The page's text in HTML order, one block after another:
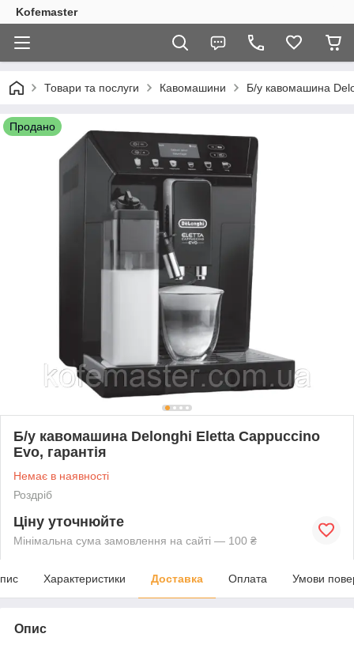
Kofemaster
Товари та послуги Кавомашини Б/у кавомашина
Продано
Б/у кавомашина Delonghi Eletta Cappuccino
Evo, гарантія
Немає в наявності
Роздріб
Ціну уточнюйте
Мінімальна сума замовлення на сайті — 100 ₴
Характеристики Доставка Оплата Умови
Опис